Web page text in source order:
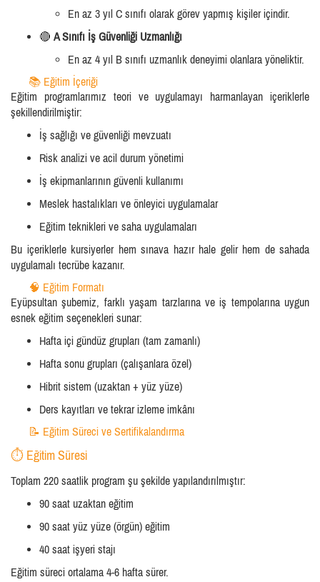
En az 3 yıl C sınıfı olarak görev yapmış kişiler içindir.
🔴 A Sınıfı İş Güvenliği Uzmanlığı
En az 4 yıl B sınıfı uzmanlık deneyimi olanlara yöneliktir.
📚 Eğitim İçeriği
Eğitim programlarımız teori ve uygulamayı harmanlayan içeriklerle
şekillendirilmiştir:
İş sağlığı ve güvenliği mevzuatı
Risk analizi ve acil durum yönetimi
İş ekipmanlarının güvenli kullanımı
Meslek hastalıkları ve önleyici uygulamalar
Eğitim teknikleri ve saha uygulamaları
Bu içeriklerle kursiyerler hem sınava hazır hale gelir hem de sahada
uygulamalı tecrübe kazanır.
🧠 Eğitim Formatı
Eyüpsultan şubemiz, farklı yaşam tarzlarına ve iş tempolarına uygun
esnek eğitim seçenekleri sunar:
Hafta içi gündüz grupları (tam zamanlı)
Hafta sonu grupları (çalışanlara özel)
Hibrit sistem (uzaktan + yüz yüze)
Ders kayıtları ve tekrar izleme imkânı
📝 Eğitim Süreci ve Sertifikalandırma
⏱️ Eğitim Süresi
Toplam 220 saatlik program şu şekilde yapılandırılmıştır:
90 saat uzaktan eğitim
90 saat yüz yüze (örgün) eğitim
40 saat işyeri stajı
Eğitim süreci ortalama 4-6 hafta sürer.